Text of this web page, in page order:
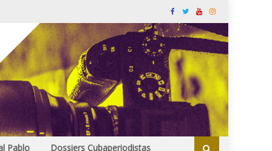
Pablo Dossiers Cubaperiodistas